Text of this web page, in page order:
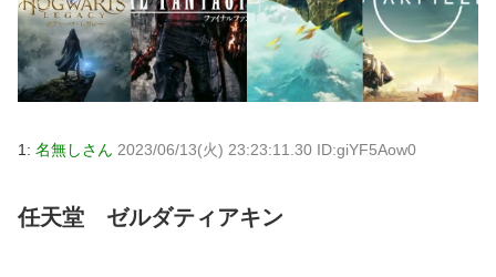
1: 名無しさん 2023/06/13(火) 23:23:11.30 ID:giYF5Aow0
任天堂 ゼルダティアキン